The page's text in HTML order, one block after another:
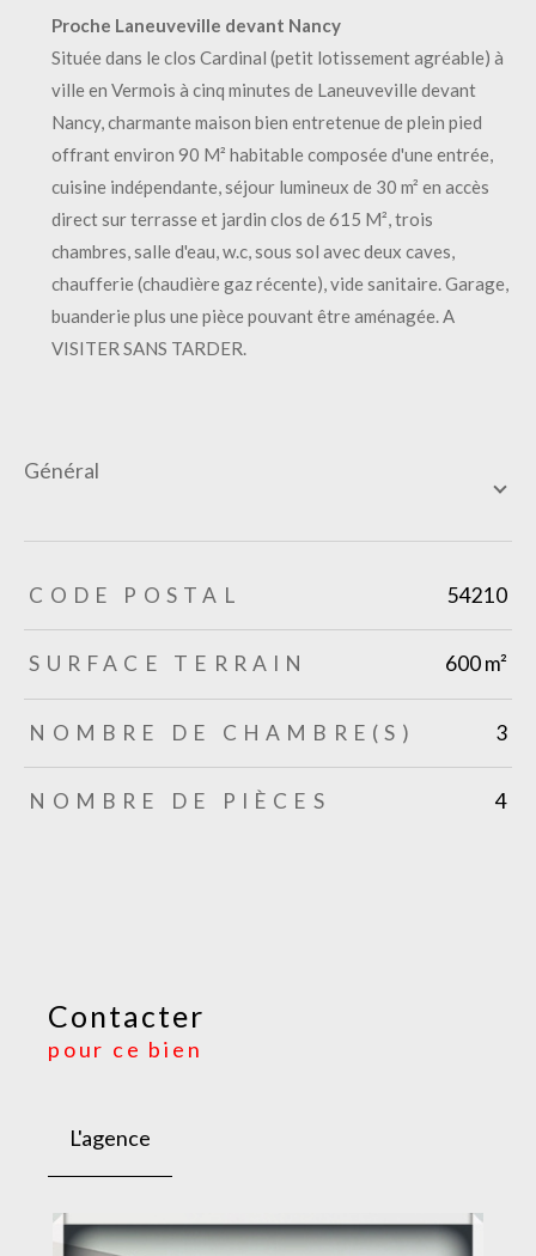
Proche Laneuveville devant Nancy
Située dans le clos Cardinal (petit lotissement agréable) à
ville en Vermois à cinq minutes de Laneuveville devant
Nancy, charmante maison bien entretenue de plein pied
offrant environ 90 M² habitable composée d'une entrée,
cuisine indépendante, séjour lumineux de 30 m² en accès
direct sur terrasse et jardin clos de 615 M², trois
chambres, salle d'eau, w.c, sous sol avec deux caves,
chaufferie (chaudière gaz récente), vide sanitaire. Garage,
buanderie plus une pièce pouvant être aménagée. A
VISITER SANS TARDER.
général
TRAD_ZEPHYR_Caracteristique TRAD_ZEPHYR_Valeurs
CODE POSTAL 54210
SURFACE TERRAIN 600 m²
NOMBRE DE CHAMBRE(S) 3
NOMBRE DE PIÈCES 4
Contacter
pour ce bien
L'agence